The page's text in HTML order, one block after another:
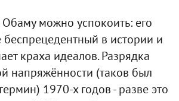
можно успокоить: его
беспрецедентный в истории и
краха идеалов. Разрядка
напряжённости (таков был
1970-х годов - разве это